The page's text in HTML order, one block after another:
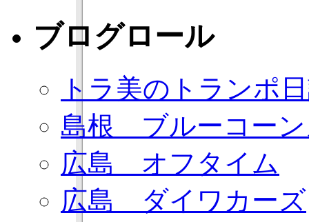
ブログロール
トラ美のトランポ
島根 ブルーコー
広島 オフタイム
広島 ダイワカーズ